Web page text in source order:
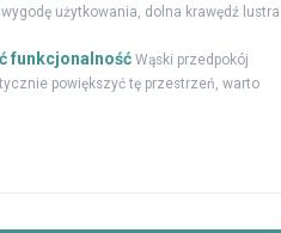
użytkowania, dolna krawędź lustra
funkcjonalność Wąski przedpokój
powiększyć tę przestrzeń, warto